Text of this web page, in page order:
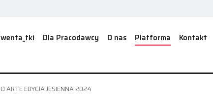
Dla Pracodawcy O nas Platforma Kontakt
ARTE EDYCJA JESIENNA 2024